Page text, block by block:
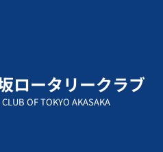
ロータリークラブ
OF TOKYO AKASAKA